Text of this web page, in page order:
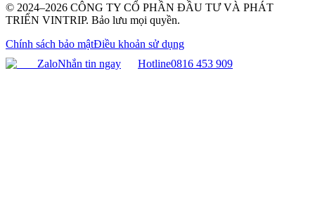
© 2024–2026 CÔNG TY CỔ PHẦN ĐẦU TƯ VÀ PHÁT
TRIỂN VINTRIP. Bảo lưu mọi quyền.
Chính sách bảo mậtĐiều khoản sử dụng
ZaloNhắn tin ngay Hotline0816 453 909